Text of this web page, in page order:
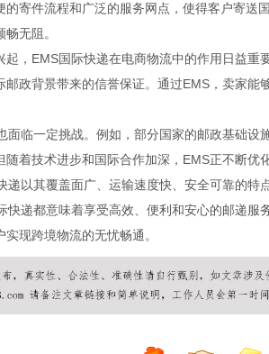
的寄件流程和广泛的服务网点，使得客户寄
无阻。
起，EMS国际快递在电商物流中的作用日益
邮政背景带来的信誉保证。通过EMS，卖家
面临一定挑战。例如，部分国家的邮政基础
随着技术进步和国际合作加深，EMS正不断优
递以其覆盖面广、运输速度快、安全可靠的
快递都意味着享受高效、便利和安心的邮递
现跨境物流的无忧畅通。